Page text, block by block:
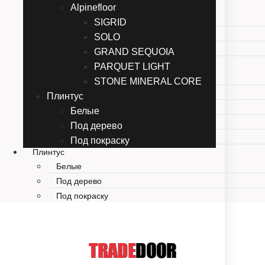
Alpinefloor
SIGRID
SOLO
GRAND SEQUOIA
PARQUET LIGHT
STONE MINERAL CORE
Плинтус
Белые
Под дерево
Под покраску
EvoFloor
Optima Click
Evo Life
Parquet
Alpinefloor
SIGRID
SOLO
GRAND SEQUOIA
PARQUET LIGHT
STONE MINERAL CORE
Плинтус
Белые
Под дерево
Под покраску
TRADEDOOR